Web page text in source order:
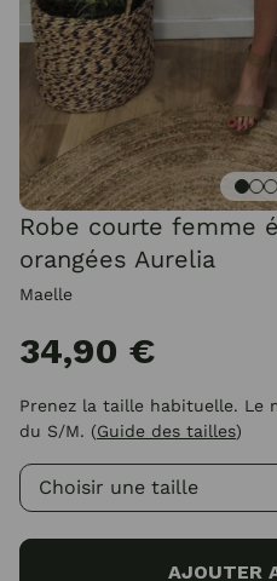
Robe courte femme
orangées Aurelia
Maelle
34,90 €
Prenez la taille habituelle. Le
du S/M. (Guide des tailles)
Choisir une taille
AJOUTER